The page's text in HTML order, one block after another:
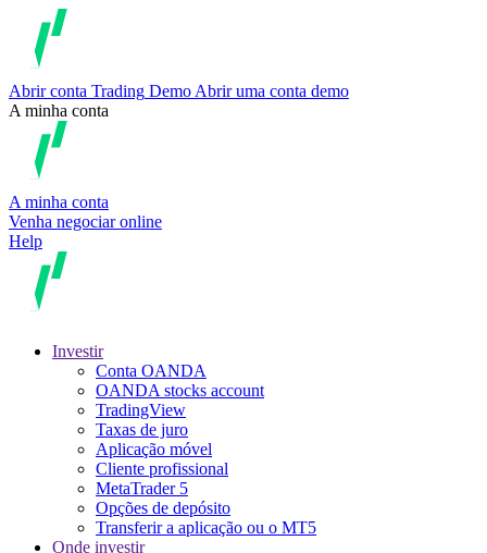
Abrir conta Trading Demo Abrir uma conta demo
A minha conta
A minha conta
Venha negociar online
Help
Investir
Conta OANDA
OANDA stocks account
TradingView
Taxas de juro
Aplicação móvel
Cliente profissional
MetaTrader 5
Opções de depósito
Transferir a aplicação ou o MT5
Onde investir